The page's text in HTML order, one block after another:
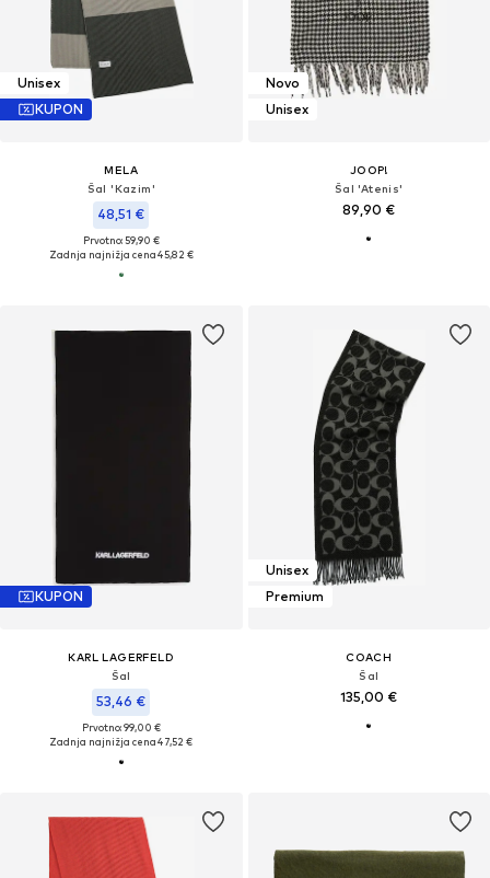
Unisex
KUPON
MELA
Šal 'Kazim'
48,51 €
Prvotno: 59,90 €
Zadnja najnižja cena45,82 €
Novo
Unisex
JOOP!
Šal 'Atenis'
89,90 €
KUPON
KARL LAGERFELD
Šal
53,46 €
Prvotno: 99,00 €
Zadnja najnižja cena47,52 €
Unisex
Premium
COACH
Šal
135,00 €